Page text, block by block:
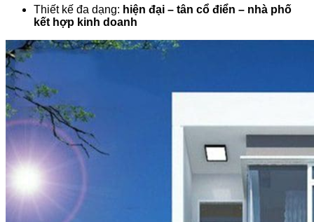
Thiết kế đa dạng: hiện đại – tân cổ điển – nhà phố
kết hợp kinh doanh